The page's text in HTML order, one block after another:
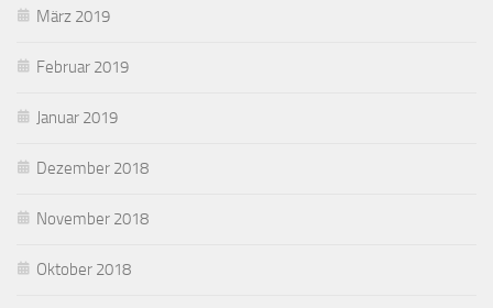
März 2019
Februar 2019
Januar 2019
Dezember 2018
November 2018
Oktober 2018